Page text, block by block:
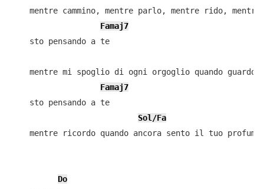
mentre cammino, mentre parlo, mentre rido, mentre
Famaj7
    sto pensando a te
mentre mi spoglio di ogni orgoglio quando guardo
Famaj7
    sto pensando a te
Sol/Fa
    mentre ricordo quando ancora sento il tuo profumo
Do